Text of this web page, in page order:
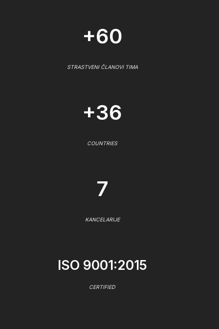
+60
STRASTVENI ČLANOVI TIMA
+36
COUNTRIES
7
KANCELARIJE
ISO 9001:2015
CERTIFIED